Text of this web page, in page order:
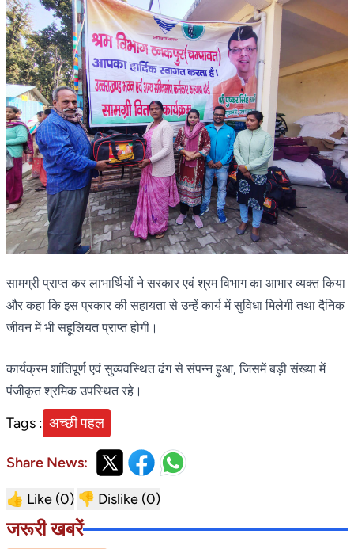
सामग्री प्राप्त कर लाभार्थियों ने सरकार एवं श्रम विभाग का आभार व्यक्त किया
और कहा कि इस प्रकार की सहायता से उन्हें कार्य में सुविधा मिलेगी तथा दैनिक
जीवन में भी सहूलियत प्राप्त होगी।
कार्यक्रम शांतिपूर्ण एवं सुव्यवस्थित ढंग से संपन्न हुआ, जिसमें बड़ी संख्या में
पंजीकृत श्रमिक उपस्थित रहे।
Tags : अच्छी पहल
Share News:
👍 Like (0) 👎 Dislike (0)
जरूरी खबरें